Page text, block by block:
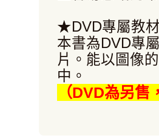
★DVD專屬教
本書為DVD專
片。能以圖像
中。
（DVD為另